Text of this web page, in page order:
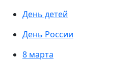
День детей
День России
8 марта